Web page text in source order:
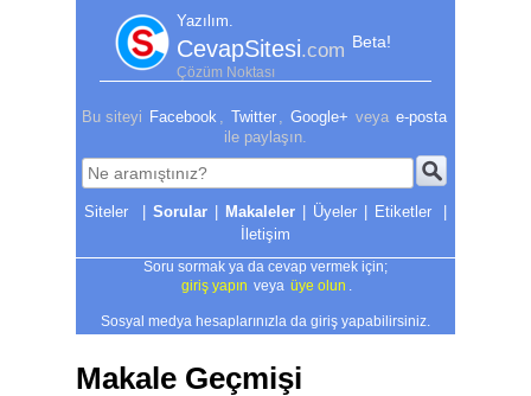
Yazılım.
CevapSitesi.com Beta!
Çözüm Noktası
Bu siteyi Facebook Twitter Google+ veya e-posta
ile paylaşın.
| Sorular | Makaleler | Üyeler | Etiketler
|
İletişim
Soru sormak ya da cevap vermek için;
giriş yapın veya üye olun
Sosyal medya hesaplarınızla da giriş yapabilirsiniz.
Makale Geçmişi